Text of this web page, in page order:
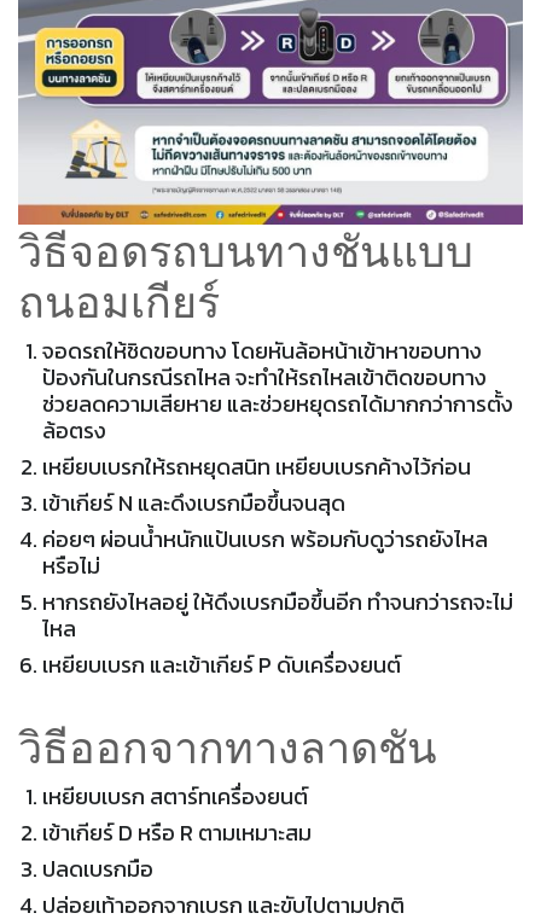
วิธีจอดรถบนทางชันแบบ
ถนอมเกียร์
จอดรถให้ชิดขอบทาง โดยหันล้อหน้าเข้าหาขอบทาง
ป้องกันในกรณีรถไหล จะทำให้รถไหลเข้าติดขอบทาง
ช่วยลดความเสียหาย และช่วยหยุดรถได้มากกว่าการตั้ง
ล้อตรง
เหยียบเบรกให้รถหยุดสนิท เหยียบเบรกค้างไว้ก่อน
เข้าเกียร์ N และดึงเบรกมือขึ้นจนสุด
ค่อยๆ ผ่อนน้ำหนักแป้นเบรก พร้อมกับดูว่ารถยังไหล
หรือไม่
หากรถยังไหลอยู่ ให้ดึงเบรกมือขึ้นอีก ทำจนกว่ารถจะไม่
ไหล
เหยียบเบรก และเข้าเกียร์ P ดับเครื่องยนต์
วิธีออกจากทางลาดชัน
เหยียบเบรก สตาร์ทเครื่องยนต์
เข้าเกียร์ D หรือ R ตามเหมาะสม
ปลดเบรกมือ
ปล่อยเท้าออกจากเบรก และขับไปตามปกติ